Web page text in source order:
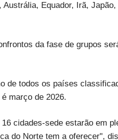
Equador, Irã,
da fase de grupos
de todos os países
março de 2026.
cidades-sede estarão em
do Norte tem a oferecer",